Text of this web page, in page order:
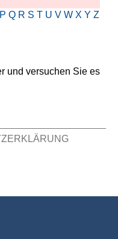
P Q R S T U V W X Y Z
und versuchen Sie es